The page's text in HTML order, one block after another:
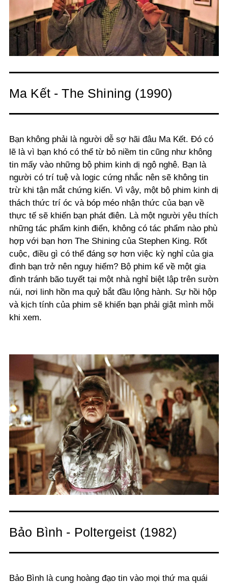
Ma Kết - The Shining (1990)
Bạn không phải là người dễ sợ hãi đâu Ma Kết. Đó có
lẽ là vì bạn khó có thể từ bỏ niềm tin cũng như không
tin mấy vào những bộ phim kinh dị ngô nghê. Bạn là
người có trí tuệ và logic cứng nhắc nên sẽ không tin
trừ khi tận mắt chứng kiến. Vì vậy, một bộ phim kinh dị
thách thức trí óc và bóp méo nhận thức của bạn về
thực tế sẽ khiến bạn phát điên. Là một người yêu thích
những tác phẩm kinh điển, không có tác phẩm nào phù
hợp với bạn hơn The Shining của Stephen King. Rốt
cuộc, điều gì có thể đáng sợ hơn việc kỳ nghỉ của gia
đình bạn trở nên nguy hiểm? Bộ phim kể về một gia
đình tránh bão tuyết tại một nhà nghỉ biệt lập trên sườn
núi, nơi linh hồn ma quỷ bắt đầu lộng hành. Sự hồi hộp
và kịch tính của phim sẽ khiến bạn phải giật mình mỗi
khi xem.
Bảo Bình - Poltergeist (1982)
Bảo Bình là cung hoàng đạo tin vào mọi thứ ma quái